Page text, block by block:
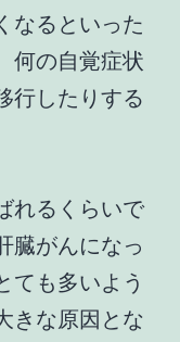
なるといった
何の自覚症状
行したりする
れるくらいで
臓がんになっ
ても多いよう
きな原因とな